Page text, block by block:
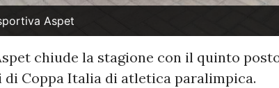
Aspet
chiude la stagione con il quinto
di Coppa Italia di atletica paralimpica.